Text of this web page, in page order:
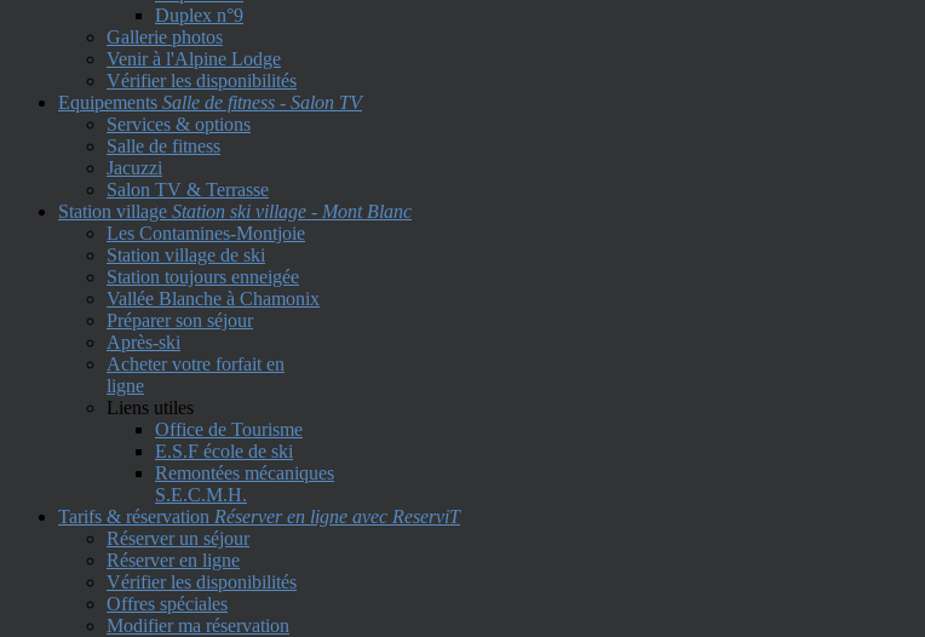
Duplex n°9
Gallerie photos
Venir à l'Alpine Lodge
Vérifier les disponibilités
Equipements Salle de fitness - Salon TV
Services & options
Salle de fitness
Jacuzzi
Salon TV & Terrasse
Station village Station ski village - Mont Blanc
Les Contamines-Montjoie
Station village de ski
Station toujours enneigée
Vallée Blanche à Chamonix
Préparer son séjour
Après-ski
Acheter votre forfait en
ligne
Liens utiles
Office de Tourisme
E.S.F école de ski
Remontées mécaniques
S.E.C.M.H.
Tarifs & réservation Réserver en ligne avec ReserviT
Réserver un séjour
Réserver en ligne
Vérifier les disponibilités
Offres spéciales
Modifier ma réservation